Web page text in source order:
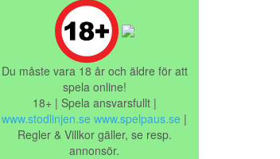
Du måste vara 18 år och äldre för att
spela online!
18+ | Spela ansvarsfullt |
www.stodlinjen.se www.spelpaus.se |
Regler & Villkor gäller, se resp.
annonsör.